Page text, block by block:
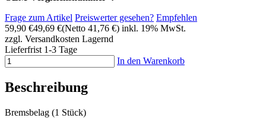
Frage zum Artikel Preiswerter gesehen? Empfehlen
59,90 €49,69 €(Netto 41,76 €) inkl. 19% MwSt.
zzgl. Versandkosten Lagernd
Lieferfrist 1-3 Tage
In den Warenkorb
Beschreibung
Bremsbelag (1 Stück)